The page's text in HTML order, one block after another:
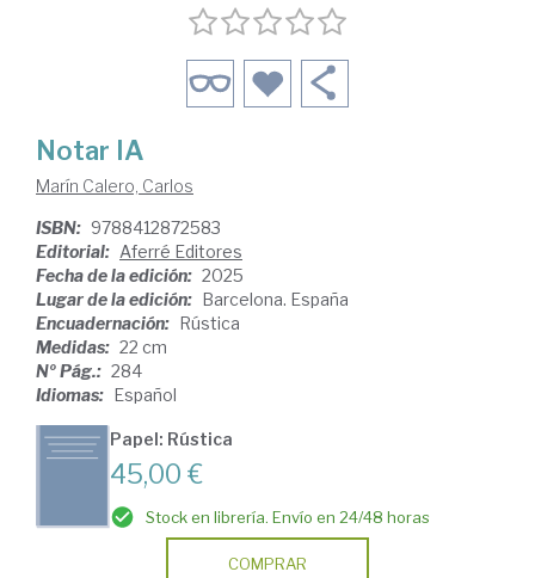
Notar IA
Marín Calero, Carlos
ISBN: 9788412872583
Editorial: Aferré Editores
Fecha de la edición: 2025
Lugar de la edición: Barcelona. España
Encuadernación: Rústica
Medidas: 22 cm
Nº Pág.: 284
Idiomas: Español
Papel: Rústica
45,00 €
Stock en librería. Envío en 24/48 horas
COMPRAR